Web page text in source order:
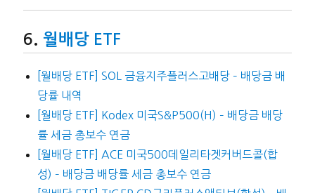
월배당 ETF
[월배당 ETF] SOL 금융지주플러스고배당 – 배당금 배
당률 내역
[월배당 ETF] Kodex 미국S&P500(H) – 배당금 배당
률 세금 총보수 연금
[월배당 ETF] ACE 미국500데일리타겟커버드콜(합
성) – 배당금 배당률 세금 총보수 연금